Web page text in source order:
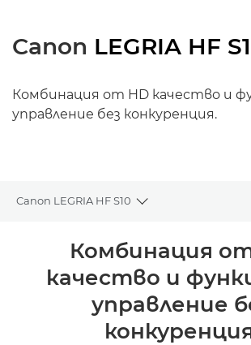
Canon LEGRIA HF
Комбинация от HD качество и
управление без конкуренция.
Canon LEGRIA HF S10
Toggle breadcrumbs
Спецификации
Комбинация
качество и
управление